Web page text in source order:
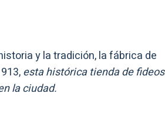
y la tradición, la fábrica de
esta histórica tienda de fideos
la ciudad.